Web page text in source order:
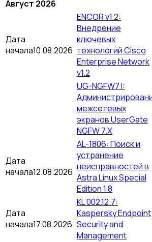
Август 2026
Дата
начала10.08.2026
ENCOR v1.2:
Внедрение
ключевых
технологий Cisco
Enterprise Network
v1.2
UG-NGFW7 I:
межсетевых
экранов UserGate
NGFW 7.X
Дата
начала12.08.2026
AL-1806: Поиск и
устранение
неисправностей в
Astra Linux Special
Edition 1.8
Дата
начала17.08.2026
KL 002.12.7:
Kaspersky Endpoint
Security and
Management